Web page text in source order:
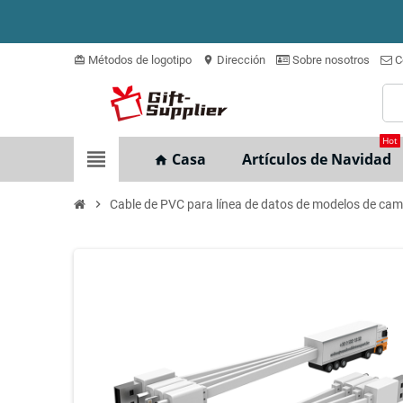
card_giftcard Métodos de logotipo location_on Dirección Sobre nosotros
view_headline home Casa Artículos de Navidad
Hot
chevron_right Cable de PVC para línea de datos de modelos de